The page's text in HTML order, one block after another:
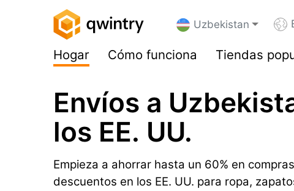
Uzbekistan
Hogar Cómo funciona Tiendas
Envíos a
los EE. UU.
Empieza a ahorrar hasta un 60% en
descuentos en los EE. UU. para ropa,